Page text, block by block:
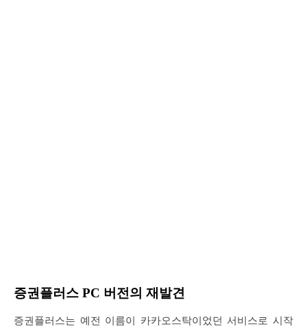
증권플러스 PC 버전의 재발견
증권플러스는 예전 이름이 카카오스탁이었던 서비스로 시작